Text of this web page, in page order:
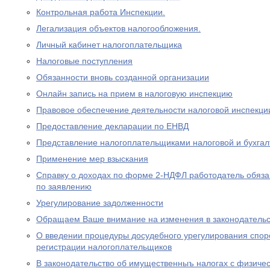
Контрольная работа Инспекции.
Легализация объектов налогообложения.
Личный кабинет налогоплательщика
Налоговые поступления
Обязанности вновь созданной организации
Онлайн запись на прием в налоговую инспекцию
Правовое обеспечение деятельности налоговой
Предоставление декларации по ЕНВД
Представление налогоплательщиками налоговой и
Применение мер взыскания
Справку о доходах по форме 2-НДФЛ работодатель
по заявлению
Урегулирование задолженности
Обращаем Ваше внимание на изменения в
О введении процедуры досудебного урегулирования
регистрации налогоплательщиков
В законодательство об имущественныъ налогах с